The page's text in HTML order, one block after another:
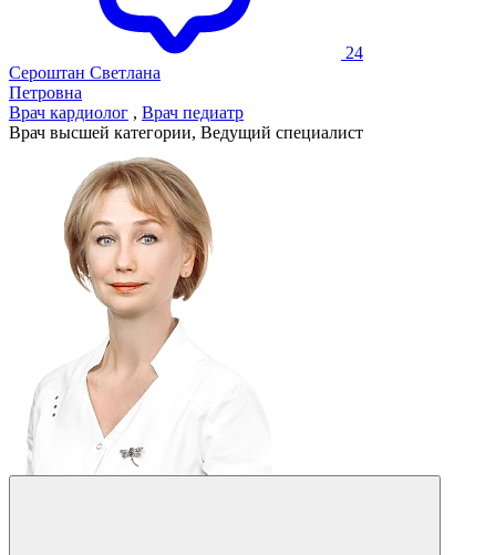
24
Сероштан Светлана
Петровна
Врач кардиолог , Врач педиатр
Врач высшей категории, Ведущий специалист